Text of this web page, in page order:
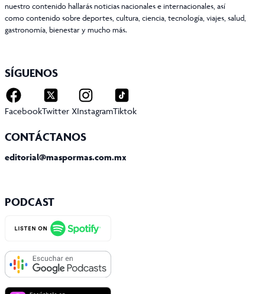
nuestro contenido hallarás noticias nacionales e internacionales, así
como contenido sobre deportes, cultura, ciencia, tecnología, viajes, salud,
gastronomía, bienestar y mucho más.
SÍGUENOS
FacebookTwitter XInstagramTiktok
CONTÁCTANOS
editorial@maspormas.com.mx
PODCAST